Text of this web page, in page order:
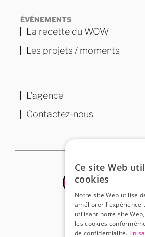
ÉVÉNEMENTS
La recette du WOW
Les projets / moments
L'agence
Contactez-nous
Ce site Web
cookies
Notre site Web utilise
améliorer l'expérience
utilisant notre site
les cookies
de confidentialité. En